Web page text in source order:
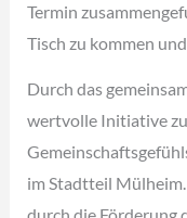
Termin
Tisch zu kommen
Durch das
wertvolle Initiative
im Stadtteil